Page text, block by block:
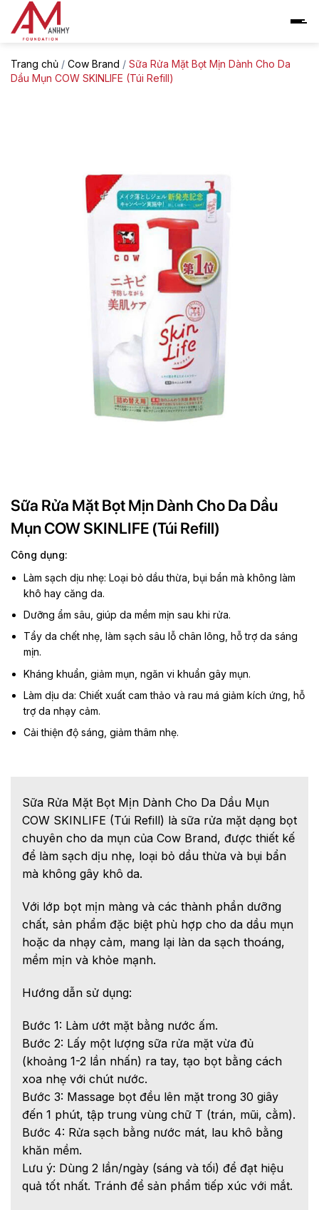
content
Trang chủ / Cow Brand / Sữa Rửa Mặt Bọt Mịn Dành Cho Da
Dầu Mụn COW SKINLIFE (Túi Refill)
Sữa Rửa Mặt Bọt Mịn Dành Cho Da Dầu
Mụn COW SKINLIFE (Túi Refill)
Công dụng:
Làm sạch dịu nhẹ: Loại bỏ dầu thừa, bụi bẩn mà không làm
khô hay căng da.
Dưỡng ẩm sâu, giúp da mềm mịn sau khi rửa.
Tẩy da chết nhẹ, làm sạch sâu lỗ chân lông, hỗ trợ da sáng
mịn.
Kháng khuẩn, giảm mụn, ngăn vi khuẩn gây mụn.
Làm dịu da: Chiết xuất cam thảo và rau má giảm kích ứng, hỗ
trợ da nhạy cảm.
Cải thiện độ sáng, giảm thâm nhẹ.
Sữa Rửa Mặt Bọt Mịn Dành Cho Da Dầu Mụn
COW SKINLIFE (Túi Refill) là sữa rửa mặt dạng bọt
chuyên cho da mụn của Cow Brand, được thiết kế
để làm sạch dịu nhẹ, loại bỏ dầu thừa và bụi bẩn
mà không gây khô da.
Với lớp bọt mịn màng và các thành phần dưỡng
chất, sản phẩm đặc biệt phù hợp cho da dầu mụn
hoặc da nhạy cảm, mang lại làn da sạch thoáng,
mềm mịn và khỏe mạnh.
Hướng dẫn sử dụng:
Bước 1: Làm ướt mặt bằng nước ấm.
Bước 2: Lấy một lượng sữa rửa mặt vừa đủ
(khoảng 1-2 lần nhấn) ra tay, tạo bọt bằng cách
xoa nhẹ với chút nước.
Bước 3: Massage bọt đều lên mặt trong 30 giây
đến 1 phút, tập trung vùng chữ T (trán, mũi, cằm).
Bước 4: Rửa sạch bằng nước mát, lau khô bằng
khăn mềm.
Lưu ý: Dùng 2 lần/ngày (sáng và tối) để đạt hiệu
quả tốt nhất. Tránh để sản phẩm tiếp xúc với mắt.